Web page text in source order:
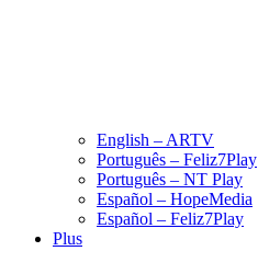
English – ARTV
Português – Feliz7Play
Português – NT Play
Español – HopeMedia
Español – Feliz7Play
Plus